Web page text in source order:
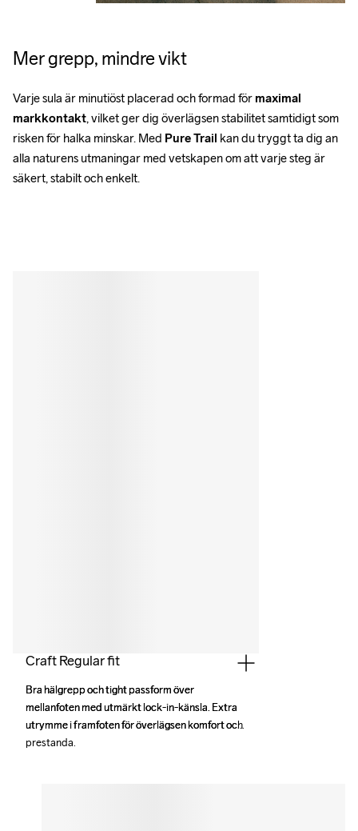
Mer grepp, mindre vikt
Varje sula är minutiöst placerad och formad för maximal
markkontakt , vilket ger dig överlägsen stabilitet samtidigt som
risken för halka minskar. Med Pure Trail kan du tryggt ta dig an
alla naturens utmaningar med vetskapen om att varje steg är
säkert, stabilt och enkelt.
Craft Regular fit
Bra hälgrepp och tight passform över
mellanfoten med utmärkt lock-in-känsla. Extra
utrymme i framfoten för överlägsen komfort och
prestanda.
Bra hälgrepp och tight passform över
mellanfoten med utmärkt lock-in-känsla. Extra
utrymme i framfoten för överlägsen komfort och
prestanda.